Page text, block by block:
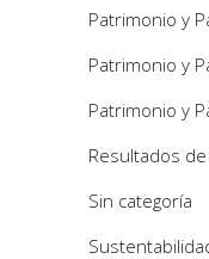
Patrimonio y
Patrimonio y
Patrimonio y
Resultados
Sin categoría